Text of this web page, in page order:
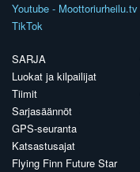
Youtube - Moottoriurheilu.tv
TikTok
SARJA
Luokat ja kilpailijat
Tiimit
Sarjasäännöt
GPS-seuranta
Katsastusajat
Flying Finn Future Star